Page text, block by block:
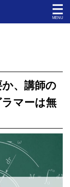
、講師の
マーは無